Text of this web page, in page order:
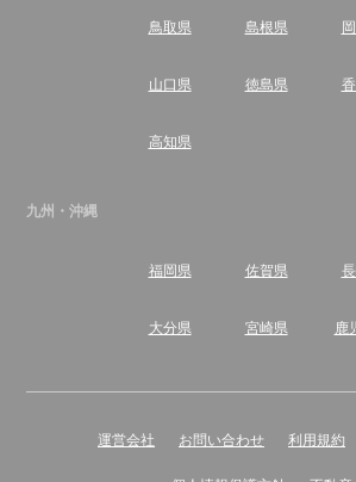
鳥取県 島根県
山口県 徳島県
高知県
九州・沖縄
福岡県 佐賀県
大分県 宮崎県 鹿
運営会社 お問い合わせ 利用規約